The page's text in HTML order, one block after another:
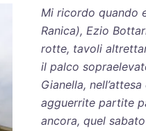
Mi ricordo quando
Ranica), Ezio
rotte, tavoli
il palco
Gianella,
agguerrite partite
ancora, quel